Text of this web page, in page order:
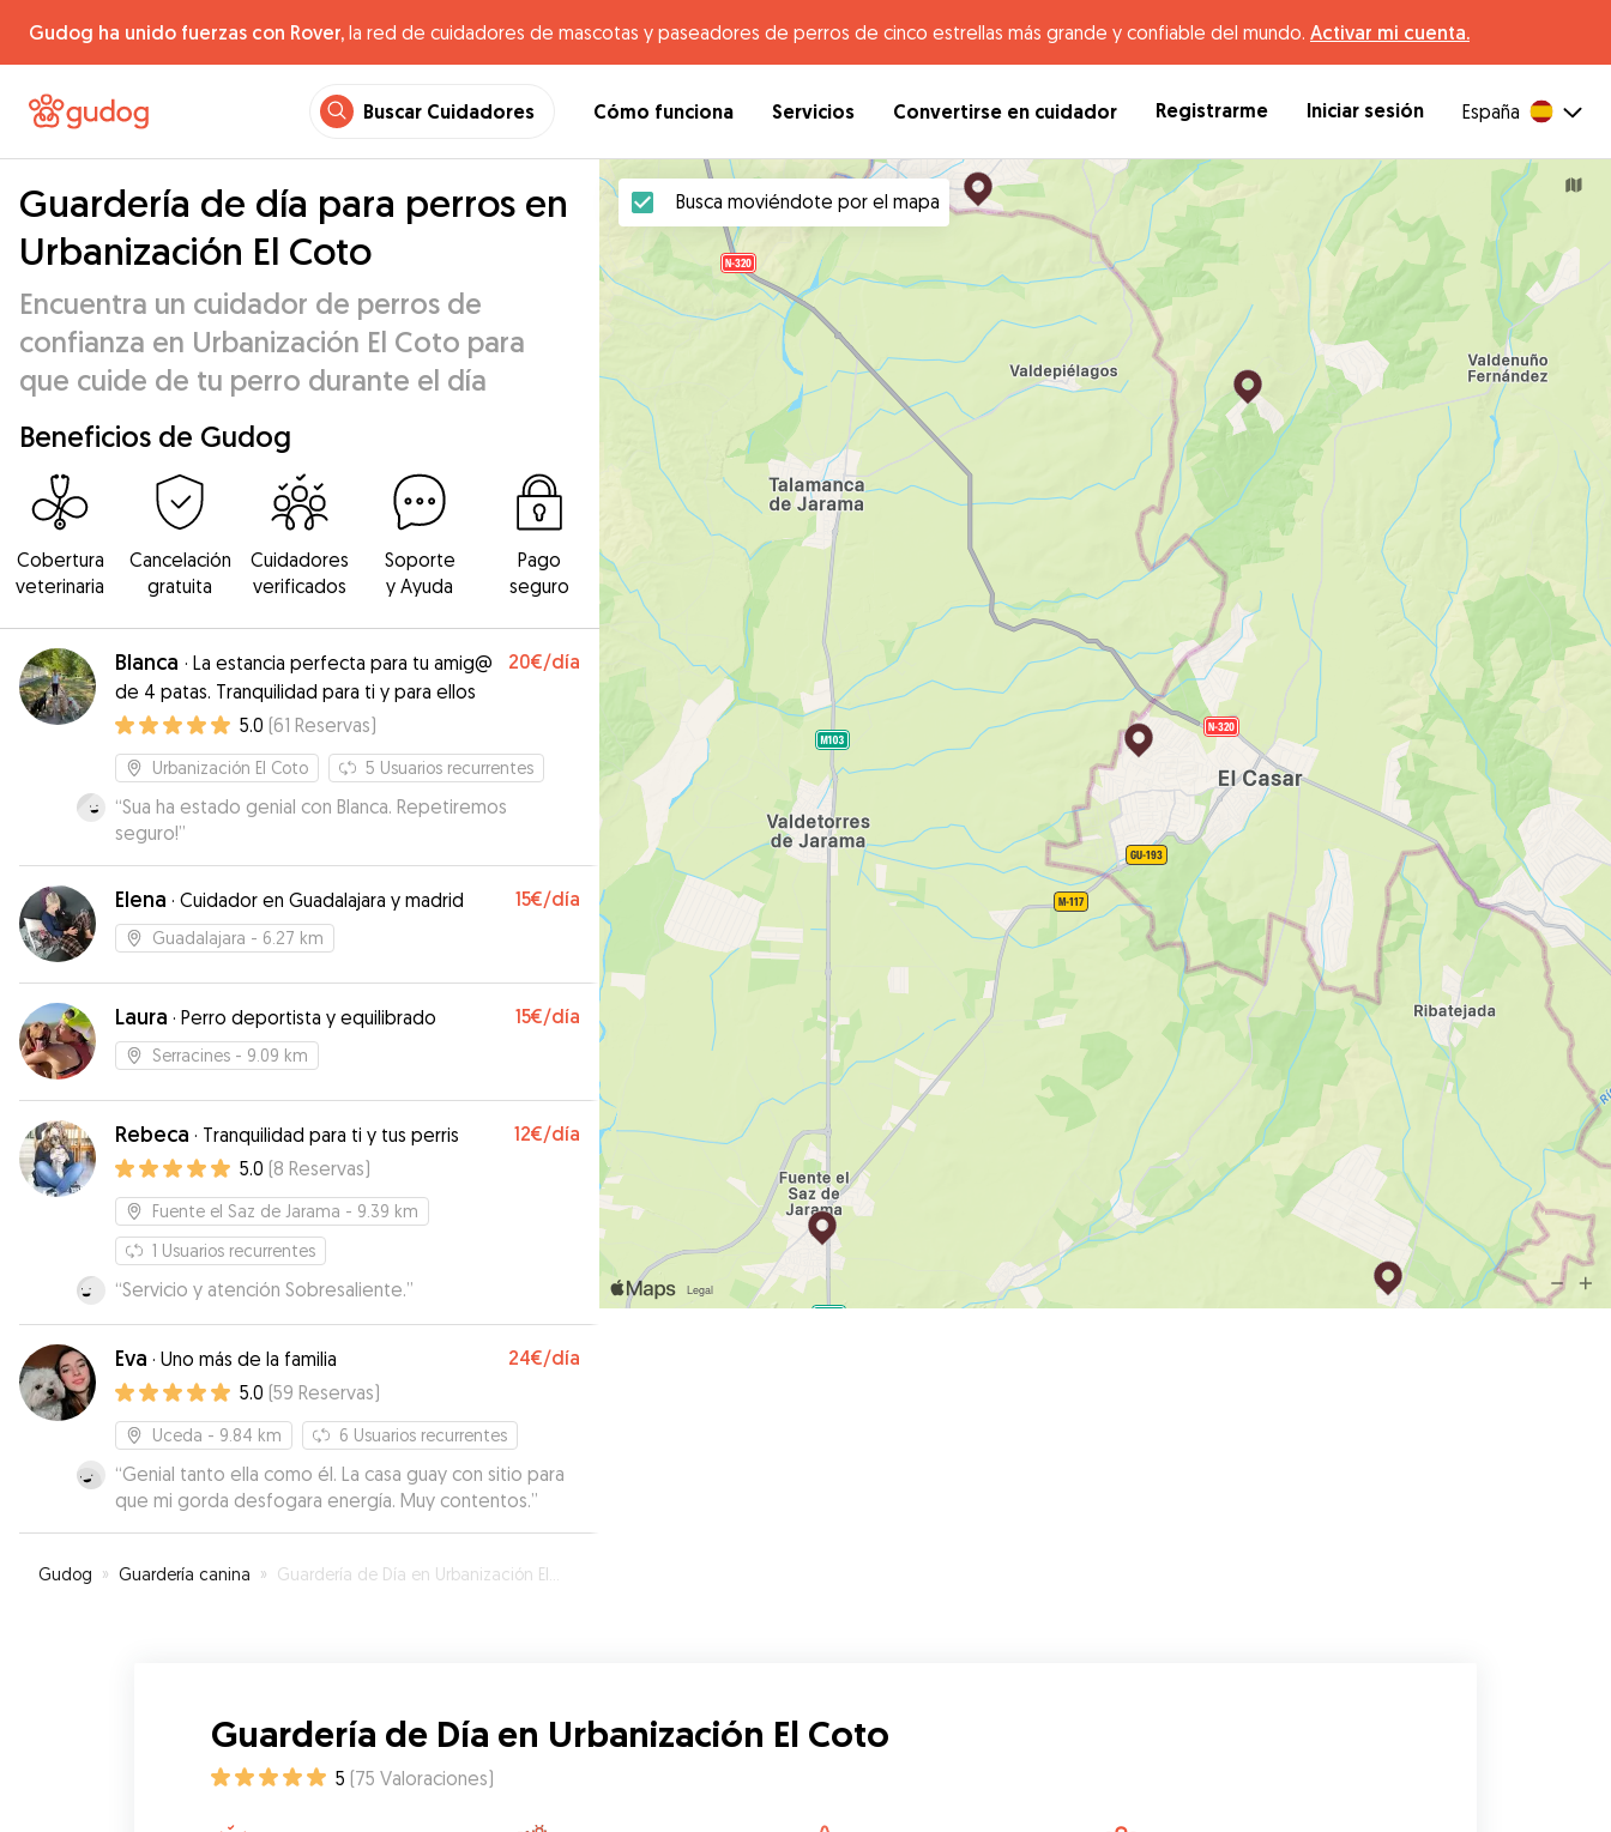
Gudog ha unido fuerzas con Rover, la red de cuidadores de mascotas y paseadores de perros de cinco estrellas más grande y confiable del mundo. Activar mi cuenta.
Buscar Cuidadores Cómo funciona Servicios Convertirse en cuidador Registrarme Iniciar sesión España
Guardería de día para perros en
Urbanización El Coto
Encuentra un cuidador de perros de
confianza en Urbanización El Coto para
que cuide de tu perro durante el día
Beneficios de Gudog
Cobertura
veterinaria
Cancelación
gratuita
Cuidadores
verificados
Soporte
y Ayuda
Pago
seguro
Blanca · La estancia perfecta para tu amig@
de 4 patas. Tranquilidad para ti y para ellos
20€/día
5.0 (61 Reservas)
Urbanización El Coto 5 Usuarios recurrentes
“Sua ha estado genial con Blanca. Repetiremos
seguro!”
Elena · Cuidador en Guadalajara y madrid 15€/día
Guadalajara - 6.27 km
Laura · Perro deportista y equilibrado 15€/día
Serracines - 9.09 km
Rebeca · Tranquilidad para ti y tus perris 12€/día
5.0 (8 Reservas)
Fuente el Saz de Jarama - 9.39 km
1 Usuarios recurrentes
“Servicio y atención Sobresaliente.”
Eva · Uno más de la familia 24€/día
5.0 (59 Reservas)
Uceda - 9.84 km 6 Usuarios recurrentes
“Genial tanto ella como él. La casa guay con sitio para
que mi gorda desfogara energía. Muy contentos.”
Gudog » Guardería canina » Guardería de Día en Urbanización El Coto
Busca moviéndote por el mapa
Guardería de Día en Urbanización El Coto
5 (75 Valoraciones)